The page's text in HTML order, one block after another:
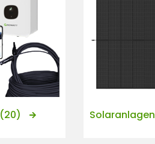
(20) Solaranlagen